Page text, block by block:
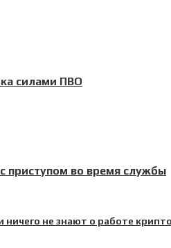
силами ПВО
приступом во время службы